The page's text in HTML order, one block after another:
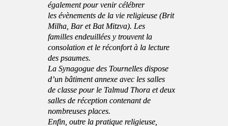
également pour venir célébrer
les évènements de la vie religieuse (Brit
Milha, Bar et Bat Mitzva). Les
familles endeuillées y trouvent la
consolation et le réconfort à la lecture
des psaumes.
La Synagogue des Tournelles dispose
d’un bâtiment annexe avec les salles
de classe pour le Talmud Thora et deux
salles de réception contenant de
nombreuses places.
Enfin, outre la pratique religieuse,